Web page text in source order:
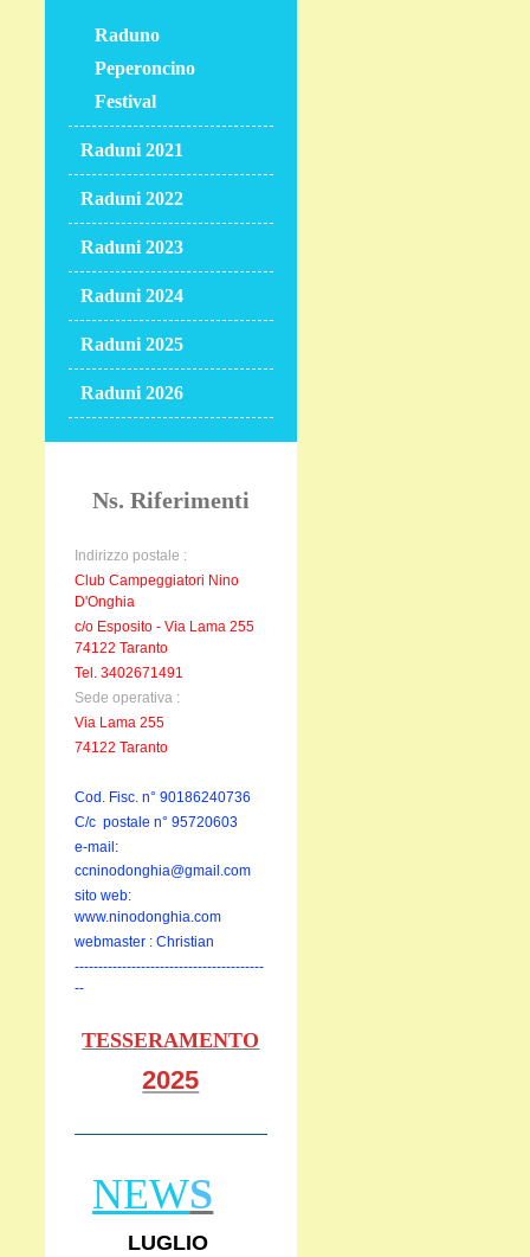
Raduno
Peperoncino
Festival
Raduni 2021
Raduni 2022
Raduni 2023
Raduni 2024
Raduni 2025
Raduni 2026
Ns. Riferimenti
Indirizzo postale :
Club Campeggiatori Nino
D'Onghia
c/o Esposito - Via Lama 255
74122 Taranto
Tel. 3402671491
Sede operativa :
Via Lama 255
74122 Taranto
Cod. Fisc. n° 90186240736
C/c postale n° 95720603
e-mail:
ccninodonghia@gmail.com
sito web:
www.ninodonghia.com
webmaster : Christian
----------------------------------------
--
TESSERAMENTO
2025
NEWS
LUGLIO